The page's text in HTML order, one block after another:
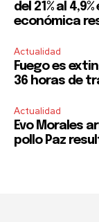
del 21% al
económica
Actualidad
Fuego es
36 horas de
Actualidad
Evo Morales
pollo Paz